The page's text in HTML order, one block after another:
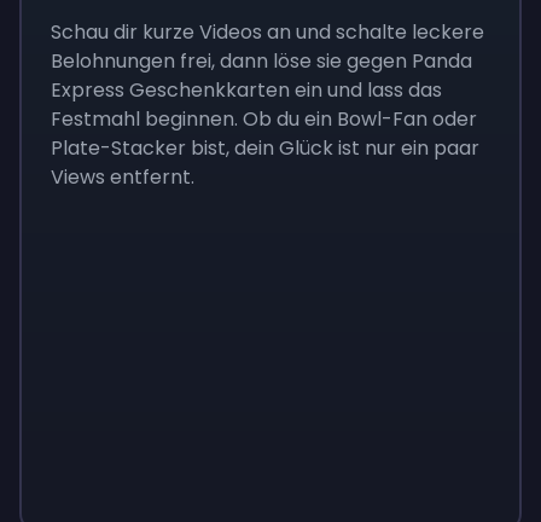
Schau dir kurze Videos an und schalte leckere
Belohnungen frei, dann löse sie gegen Panda
Express Geschenkkarten ein und lass das
Festmahl beginnen. Ob du ein Bowl-Fan oder
Plate-Stacker bist, dein Glück ist nur ein paar
Views entfernt.